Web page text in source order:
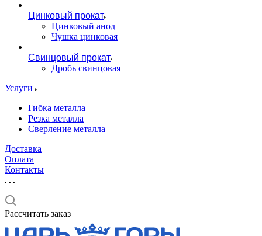
Цинковый прокат
Цинковый анод
Чушка цинковая
Свинцовый прокат
Дробь свинцовая
Услуги
Гибка металла
Резка металла
Сверление металла
Доставка
Оплата
Контакты
Рассчитать заказ